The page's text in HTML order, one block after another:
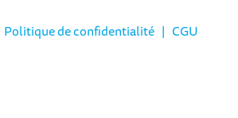
Politique de confidentialité | CGU